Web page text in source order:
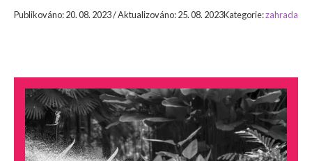
Publikováno: 20. 08. 2023 / Aktualizováno: 25. 08. 2023Kategorie:zahrada